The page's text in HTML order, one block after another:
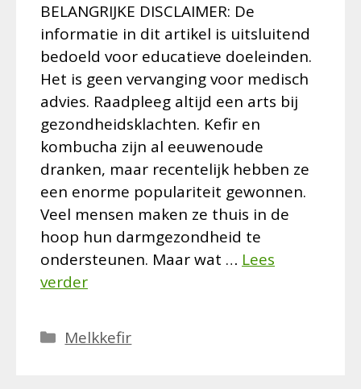
BELANGRIJKE DISCLAIMER: De
informatie in dit artikel is uitsluitend
bedoeld voor educatieve doeleinden.
Het is geen vervanging voor medisch
advies. Raadpleeg altijd een arts bij
gezondheidsklachten. Kefir en
kombucha zijn al eeuwenoude
dranken, maar recentelijk hebben ze
een enorme populariteit gewonnen.
Veel mensen maken ze thuis in de
hoop hun darmgezondheid te
ondersteunen. Maar wat … Lees
verder
Categorieën
Melkkefir